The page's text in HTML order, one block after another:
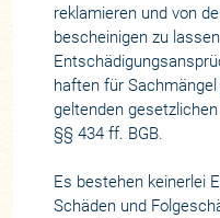
reklamieren und von
bescheinigen zu
haften für
geltenden
§§ 434 ff. BGB.
Es bestehen keinerlei
Schäden und